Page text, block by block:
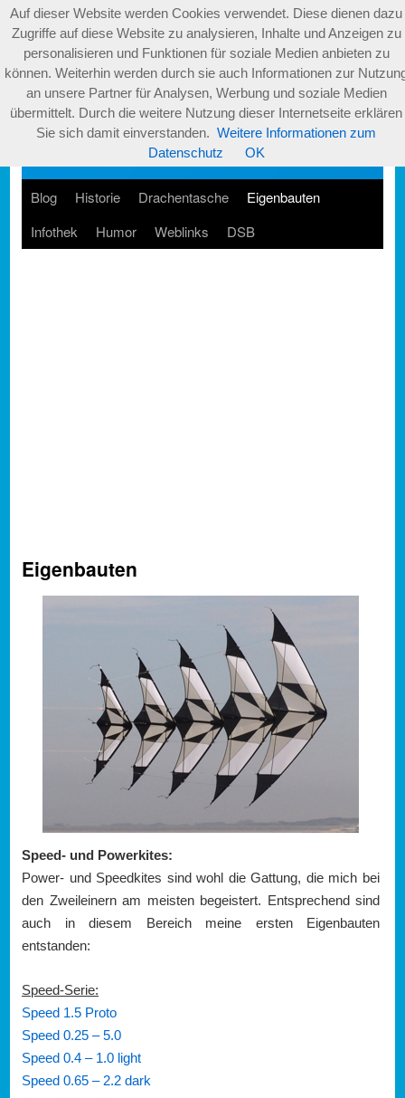
Blog Historie Drachentasche
Eigenbauten
Infothek
Humor Weblinks DSB
Eigenbauten
Speed- und Powerkites:
Power- und Speedkites sind wohl die Gattung, die mich bei
den Zweileinern am meisten begeistert. Entsprechend sind
auch in diesem Bereich meine ersten Eigenbauten
entstanden:
Speed-Serie:
Speed 1.5 Proto
Speed 0.25 – 5.0
Speed 0.4 – 1.0 light
Speed 0.65 – 2.2 dark
Auf dieser Website werden Cookies verwendet. Diese dienen dazu
Zugriffe auf diese Website zu analysieren, Inhalte und Anzeigen zu
personalisieren und Funktionen für soziale Medien anbieten zu
können. Weiterhin werden durch sie auch Informationen zur
an unsere Partner für Analysen, Werbung und soziale Medien
übermittelt. Durch die weitere Nutzung dieser Internetseite erklären
Sie sich damit einverstanden. Weitere Informationen zum
Datenschutz
OK